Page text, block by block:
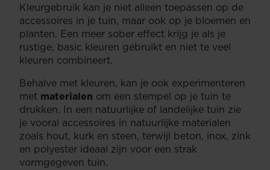
Kleurgebruik kan je niet alleen toepassen op de
accessoires in je tuin, maar ook op je bloemen en
planten. Een meer sober effect krijg je als je
rustige, basic kleuren gebruikt en niet te veel
kleuren combineert.
Behalve met kleuren, kan je ook experimenteren
met materialen om een stempel op je tuin te
drukken. In een natuurlijke of landelijke tuin zie
je vooral accessoires in natuurlijke materialen
zoals hout, kurk en steen, terwijl beton, inox, zink
en polyester ideaal zijn voor een strak
vormgegeven tuin.